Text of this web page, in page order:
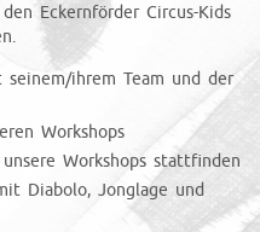
Eckernförder Circus-Kids
ihrem Team und der
Workshops
Workshops stattfinden
Diabolo, Jonglage und